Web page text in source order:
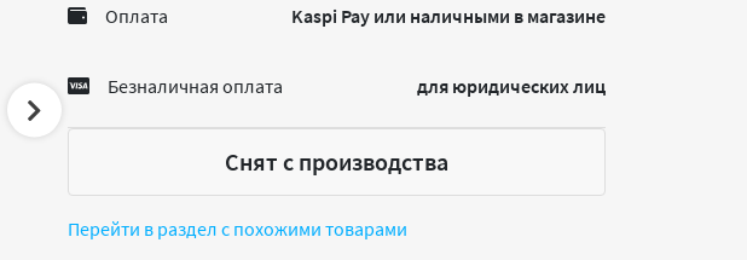
Оплата Kaspi Pay или наличными в магазине
Безналичная оплата для юридических лиц
Снят с производства
Перейти в раздел с похожими товарами